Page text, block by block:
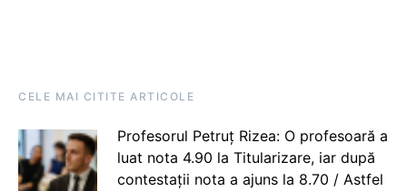
CELE MAI CITITE ARTICOLE
Profesorul Petruț Rizea: O profesoară a
luat nota 4.90 la Titularizare, iar după
contestații nota a ajuns la 8.70 / Astfel